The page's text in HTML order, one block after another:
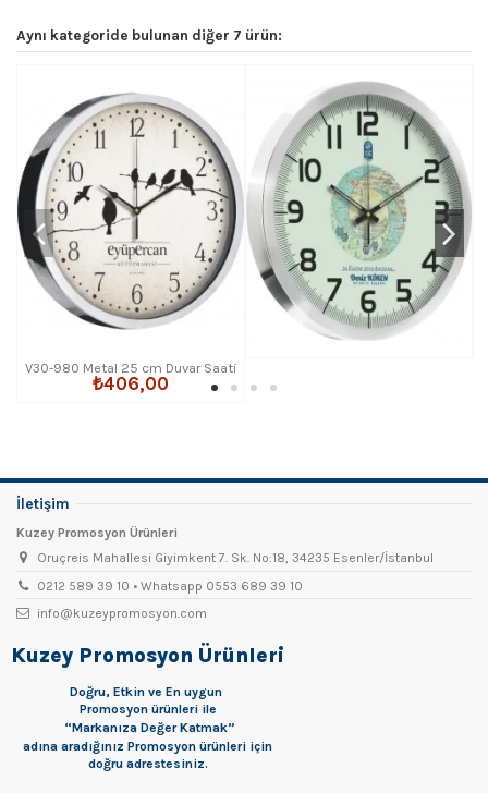
Aynı kategoride bulunan diğer 7 ürün:
V30-980 Metal 25 cm Duvar Saati
₺406,00
İletişim
Kuzey Promosyon Ürünleri
Oruçreis Mahallesi Giyimkent 7. Sk. No:18, 34235 Esenler/İstanbul
0212 589 39 10 • Whatsapp 0553 689 39 10
info@kuzeypromosyon.com
Kuzey Promosyon Ürünleri
Doğru, Etkin ve En uygun
Promosyon ürünleri ile
“Markanıza Değer Katmak”
adına aradığınız Promosyon ürünleri için
doğru adrestesiniz.